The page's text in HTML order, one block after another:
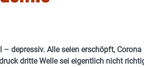
depressiv. Alle seien erschöpft,
dritte Welle sei eigentlich nicht